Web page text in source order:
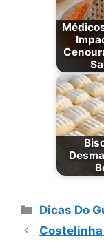
Categorias
Dicas Do
Costelinha